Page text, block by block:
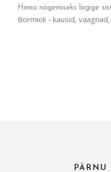
Bormioli - kausid,
Hinna nägemiseks logige
PÄRNU